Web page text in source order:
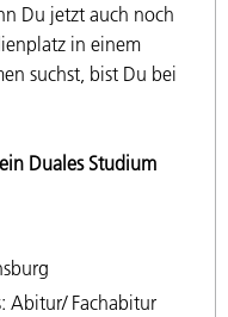
Du jetzt auch noch
in einem
suchst, bist Du bei
Duales Studium
Abitur/ Fachabitur